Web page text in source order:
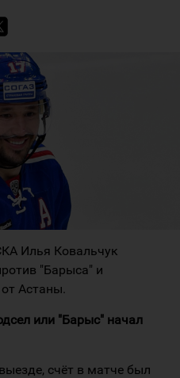
Илья Ковальчук
"Барыса" и
Астаны.
или "Барыс" начал
счёт в матче был